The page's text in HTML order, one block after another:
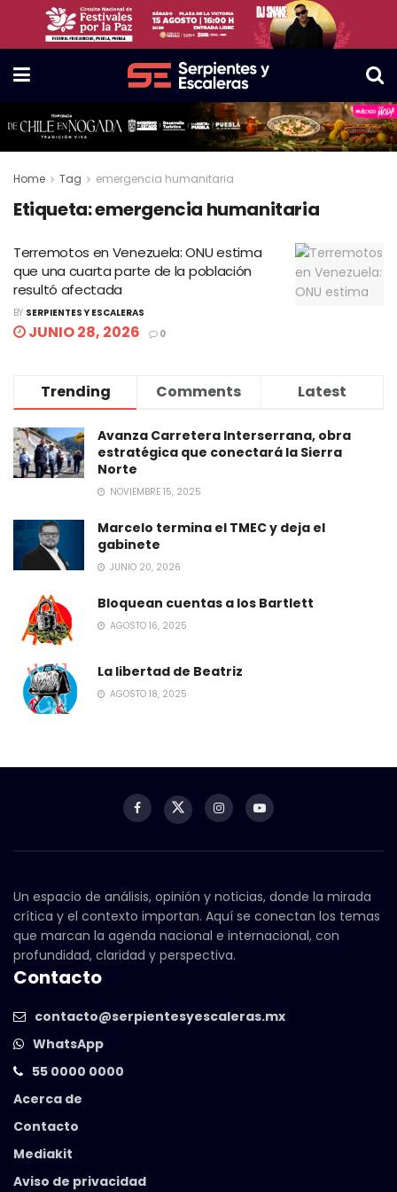
Home Tag emergencia humanitaria
Etiqueta:emergencia humanitaria
Terremotos en Venezuela: ONU estima
que una cuarta parte de la población
resultó afectada
BY SERPIENTES Y ESCALERAS
JUNIO 28, 2026 0
Trending Comments Latest
Avanza Carretera Interserrana, obra
estratégica que conectará la Sierra
Norte
NOVIEMBRE 15, 2025
Marcelo termina el TMEC y deja el
gabinete
JUNIO 20, 2026
Bloquean cuentas a los Bartlett
AGOSTO 16, 2025
La libertad de Beatriz
AGOSTO 18, 2025
Un espacio de análisis, opinión y noticias, donde la mirada
crítica y el contexto importan. Aquí se conectan los temas
que marcan la agenda nacional e internacional, con
profundidad, claridad y perspectiva.
Contacto
contacto@serpientesyescaleras.mx
WhatsApp
55 0000 0000
Acerca de
Contacto
Mediakit
Aviso de privacidad